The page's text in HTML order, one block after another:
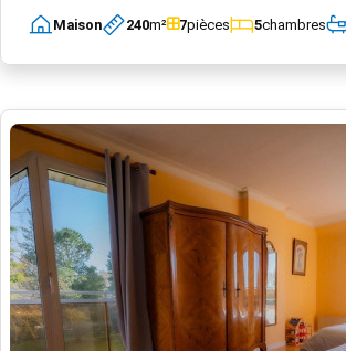
Maison 240m² 7pièces 5chambres